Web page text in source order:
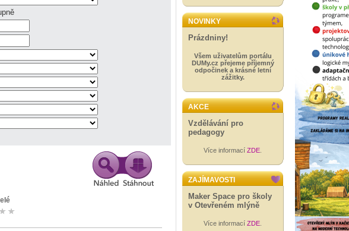
NOVINKY
Prázdniny!
Všem uživatelům portálu
DUMy.cz přejeme příjemný
odpočinek a krásné letní
zážitky.
AKCE
Vzdělávání pro
pedagogy
Více informací ZDE
ZAJÍMAVOSTI
Maker Space pro školy
v Otevřeném mlýně
Více informací ZDE